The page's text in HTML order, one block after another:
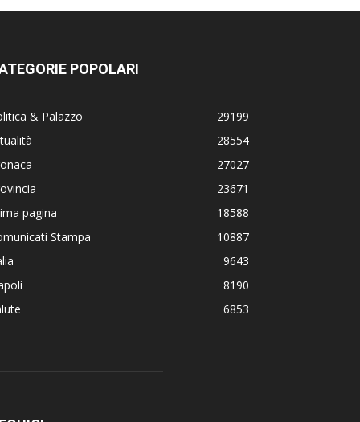
POPOLARI
& Palazzo
29199
28554
27027
23671
pagina
18588
Stampa
10887
9643
8190
6853